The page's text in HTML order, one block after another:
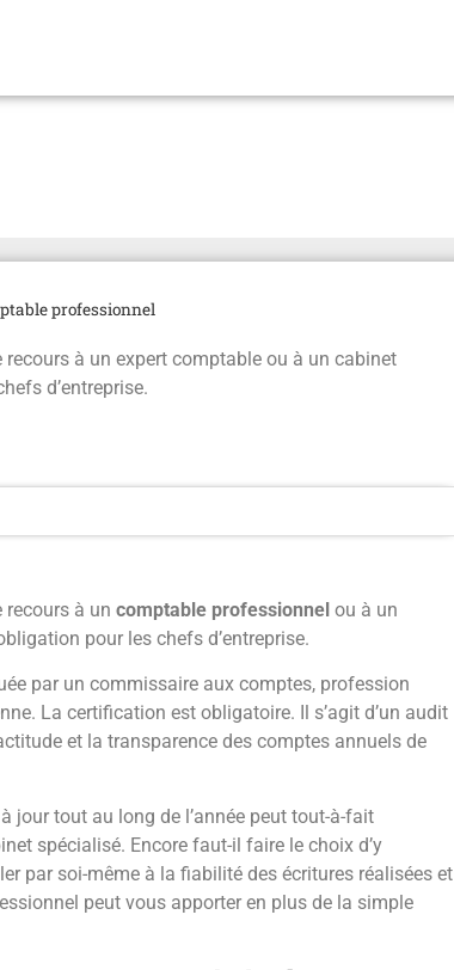
professionnel
à un expert comptable ou à un cabinet
d’entreprise.
recours à un comptable professionnel ou à un
pour les chefs d’entreprise.
par un commissaire aux comptes, profession
La certification est obligatoire. Il s’agit d’un audit
et la transparence des comptes annuels de
jour tout au long de l’année peut tout-à-fait
spécialisé. Encore faut-il faire le choix d’y
par soi-même à la fiabilité des écritures réalisées et
peut vous apporter en plus de la simple